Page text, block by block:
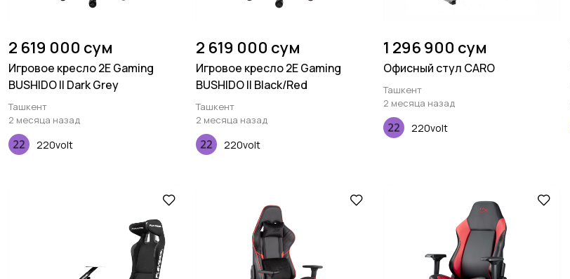
2 619 000 сум
Игровое кресло 2E Gaming
BUSHIDO II Dark Grey
Ташкент
2 месяца назад
220volt
2 619 000 сум
Игровое кресло 2E Gaming
BUSHIDO II Black/Red
Ташкент
2 месяца назад
220volt
1 296 900 сум
Офисный стул CARO
Ташкент
2 месяца назад
220volt